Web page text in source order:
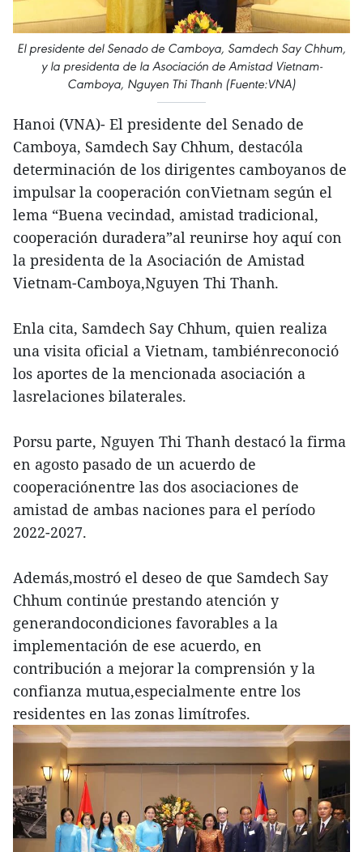
El presidente del Senado de Camboya, Samdech Say Chhum,
y la presidenta de la Asociación de Amistad Vietnam-
Camboya, Nguyen Thi Thanh (Fuente:VNA)
Hanoi (VNA)- El presidente del Senado de
Camboya, Samdech Say Chhum, destacóla
determinación de los dirigentes camboyanos de
impulsar la cooperación conVietnam según el
lema “Buena vecindad, amistad tradicional,
cooperación duradera”al reunirse hoy aquí con
la presidenta de la Asociación de Amistad
Vietnam-Camboya,Nguyen Thi Thanh.
Enla cita, Samdech Say Chhum, quien realiza
una visita oficial a Vietnam, tambiénreconoció
los aportes de la mencionada asociación a
lasrelaciones bilaterales.
Porsu parte, Nguyen Thi Thanh destacó la firma
en agosto pasado de un acuerdo de
cooperaciónentre las dos asociaciones de
amistad de ambas naciones para el período
2022-2027.
Además,mostró el deseo de que Samdech Say
Chhum continúe prestando atención y
generandocondiciones favorables a la
implementación de ese acuerdo, en
contribución a mejorar la comprensión y la
confianza mutua,especialmente entre los
residentes en las zonas limítrofes.